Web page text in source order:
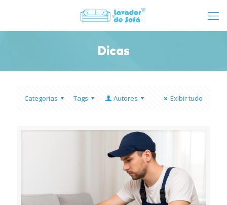
Dicas
Categorias Tags Autores Exibir tudo